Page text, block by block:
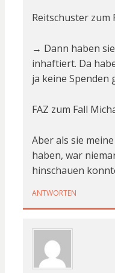
Reitschuster zum
→ Dann haben
inhaftiert. Da
ja keine Spenden
FAZ zum Fall
Aber als sie
haben, war
hinschauen
ANTWORTEN